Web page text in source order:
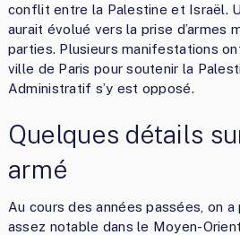
conflit entre la Palestine et Israël.
aurait évolué vers la prise d’armes
parties. Plusieurs manifestations
ville de Paris pour soutenir la
Administratif s’y est opposé.
Quelques détails
armé
Au cours des années passées, on a
assez notable dans le Moyen-